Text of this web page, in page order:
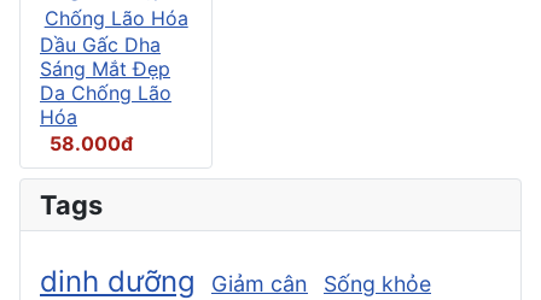
Dầu Gấc Dha
Sáng Mắt Đẹp
Da Chống Lão
Hóa
58.000đ
Tags
dinh dưỡng Giảm cân Sống khỏe